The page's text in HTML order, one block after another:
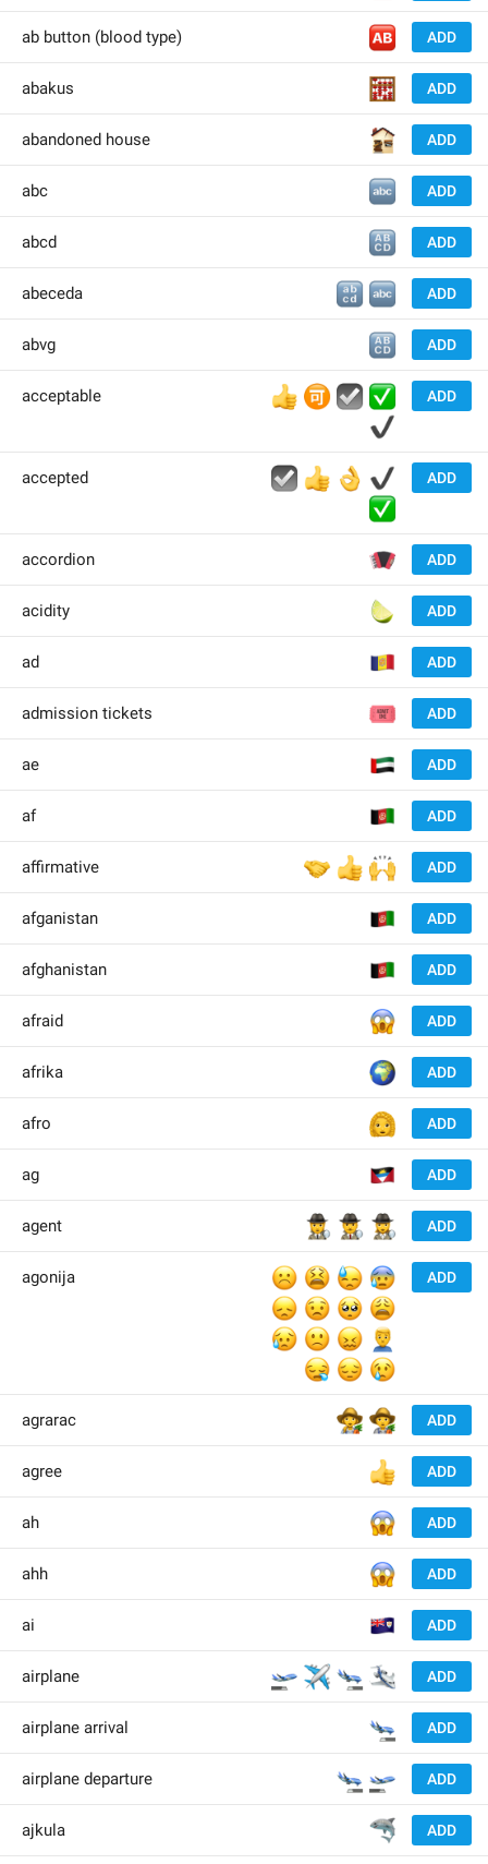
ADD
🆎
ab button (blood type)
ADD
🧮
abakus
ADD
🏚
abandoned house
ADD
🔤
abc
ADD
🔠
abcd
ADD
🔡
🔤
abeceda
ADD
🔠
abvg
ADD
👍
🉑
☑️
✅
✔️
acceptable
ADD
☑️
👍
👌
✔️
✅
accepted
ADD
🪗
accordion
ADD
🍋‍🟩
acidity
ADD
ad
ADD
🎟
admission tickets
ADD
ae
ADD
af
ADD
🤝
👍
🙌
affirmative
ADD
afganistan
ADD
afghanistan
ADD
😱
afraid
ADD
🌍
afrika
ADD
👩‍🦱
afro
ADD
ag
ADD
🕵️
🕵️‍♂️
🕵️‍♀️
agent
ADD
☹️
😫
😓
😰
😞
😟
🥺
😩
😥
🙁
😖
🙍‍♂️
😪
😔
😢
agonija
ADD
👩‍🌾
🧑‍🌾
agrarac
ADD
👍
agree
ADD
😱
ah
ADD
😱
ahh
ADD
ai
ADD
🛫
✈️
🛬
🛩
airplane
ADD
🛬
airplane arrival
ADD
🛬
🛫
airplane departure
ADD
🦈
ajkula